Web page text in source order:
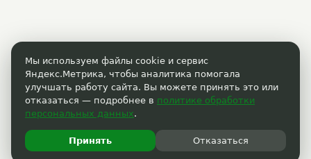
Мы используем файлы cookie и сервис
Яндекс.Метрика, чтобы аналитика помогала
улучшать работу сайта. Вы можете принять это или
отказаться — подробнее в политике обработки
персональных данных.
Принять Отказаться